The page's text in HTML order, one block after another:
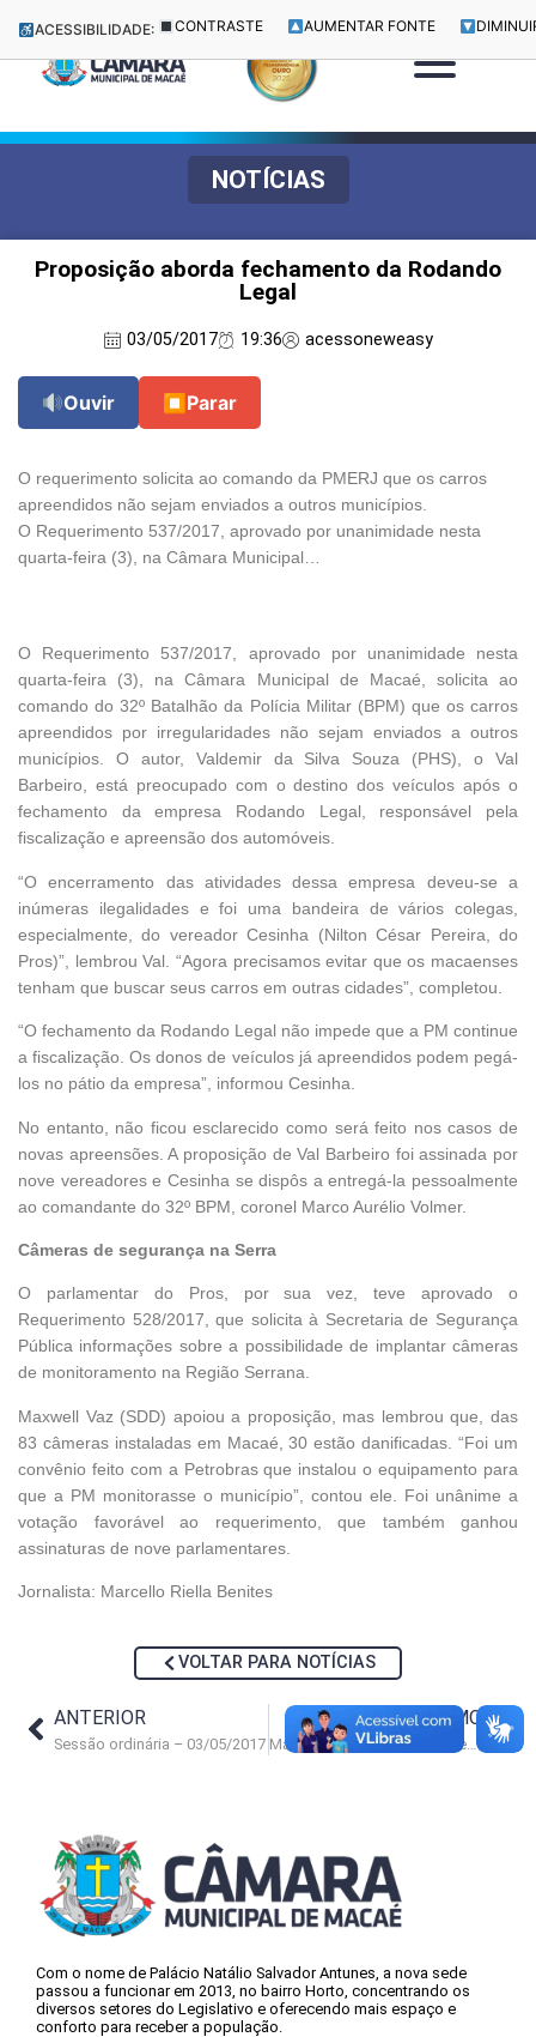
ACESSIBILIDADE: CONTRASTE AUMENTAR FONTE
NOTÍCIAS
Proposição aborda fechamento da Rodando
Legal
03/05/2017 19:36 acessoneweasy
Ouvir ⏹ Parar
O requerimento solicita ao comando da PMERJ que os carros
apreendidos não sejam enviados a outros municípios.
O Requerimento 537/2017, aprovado por unanimidade nesta
quarta-feira (3), na Câmara Municipal…
O Requerimento 537/2017, aprovado por unanimidade nesta
quarta-feira (3), na Câmara Municipal de Macaé, solicita ao
comando do32º Batalhão da Polícia Militar (BPM) que os carros
apreendidos por irregularidades não sejam enviados a outros
municípios. O autor, Valdemir da Silva Souza (PHS), o Val
Barbeiro, está preocupado com o destino dos veículos após o
fechamento da empresa Rodando Legal, responsável pela
fiscalização e apreensão dos automóveis.
“O encerramento das atividades dessa empresa deveu-se a
inúmeras ilegalidades e foi uma bandeira de vários colegas,
especialmente, do vereador Cesinha (Nilton César Pereira, do
Pros)”, lembrou Val. “Agora precisamos evitar que os macaenses
tenham que buscar seus carros em outras cidades”, completou.
“O fechamento da Rodando Legal não impede que a PM continue
a fiscalização. Os donos de veículos já apreendidos podem pegá-
los no pátio da empresa”, informou Cesinha.
No entanto, não ficou esclarecido como será feito nos casos de
novas apreensões. A proposição de Val Barbeiro foi assinada por
nove vereadores e Cesinha se dispôs a entregá-la pessoalmente
ao comandante do 32º BPM, coronel Marco Aurélio Volmer.
Câmeras de segurança na Serra
O parlamentar do Pros, por sua vez, teve aprovado o
Requerimento 528/2017, que solicita à Secretaria de Segurança
Pública informações sobre a possibilidade de implantar câmeras
de monitoramento na Região Serrana.
Maxwell Vaz (SDD) apoiou a proposição, mas lembrou que, das
83 câmeras instaladas em Macaé, 30 estão danificadas. “Foi um
convênio feito com a Petrobras que instalou o equipamento para
que a PM monitorasse o município”, contou ele. Foi unânime a
votação favorável ao requerimento, que também ganhou
assinaturas de nove parlamentares.
Jornalista: Marcello Riella Benites
VOLTAR PARA NOTÍCIAS
ANTERIOR
Sessão ordinária – 03/05/2017
PRÓXIMO
Maioria rejeita pedido para esclarecer pagamento de subsídio ao prefeito
Com o nome de Palácio Natálio Salvador Antunes, a nova sede
passou a funcionar em 2013, no bairro Horto, concentrando os
diversos setores do Legislativo e oferecendo mais espaço e
conforto para receber a população.